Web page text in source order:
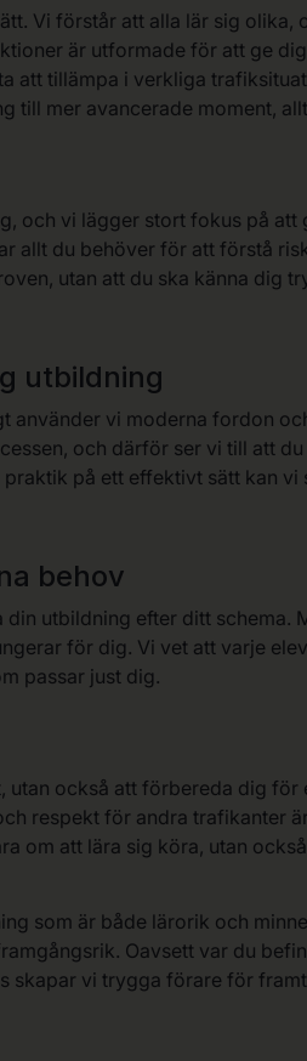
Vi förstår att alla lär sig
är utformade för att ge
att tillämpa i verkliga
till mer avancerade moment,
och vi lägger stort fokus på
allt du behöver för att förstå
utan att du ska känna dig
utbildning
använder vi moderna fordon
och därför ser vi till att
på ett effektivt sätt kan
behov
utbildning efter ditt schema.
för dig. Vi vet att varje
passar just dig.
utan också att förbereda dig
respekt för andra trafikanter
om att lära sig köra, utan
som är både lärorik och
Oavsett var du
skapar vi trygga förare för